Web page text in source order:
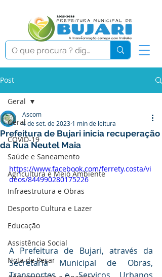
Post
Geral
COVID-19
Saúde e Saneamento
Agricultura e Meio Ambiente
Infraestrutura e Obras
Desporto Cultura e Lazer
Educação
Assistência Social
Nota de Pesar
Geral
Prefeitura de Bujari inicia recuperação
da Rua Neutel Maia
Ascom
4 de set. de 2023 1 min de leitura
https://www.facebook.com/ferrety.costa/vi
deos/844990280175226
A Prefeitura de Bujari, através da
Secretaria Municipal de Obras,